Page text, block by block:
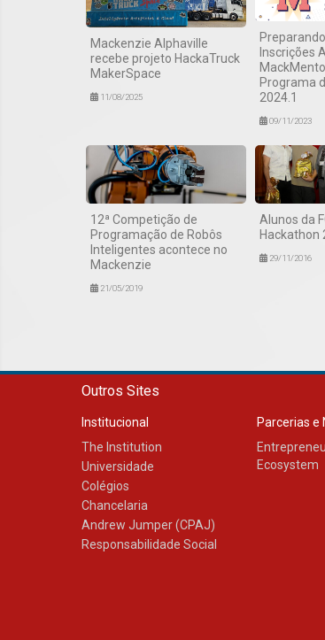
Mackenzie Alphaville
recebe projeto HackaTruck
MakerSpace
11/08/2025
Inscrições
Programa
2024.1
09/11/2023
12ª Competição de
Programação de Robôs
Inteligentes acontece no
Mackenzie
21/05/2019
Alunos da
Hackathon
29/11/2016
Outros Sites
Institucional
The Institution
Universidade
Colégios
Chancelaria
Andrew Jumper (CPAJ)
Responsabilidade Social
Parcerias e
Ecosystem